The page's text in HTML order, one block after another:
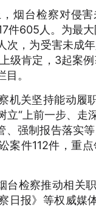
烟台检察对侵
件605人。为最
次，为受害未成
级肯定，3起案
。
机关坚持能动履
立“上前一步、走
、强制报告落实
案件112件，重
台检察推动相关
日报》等权威媒